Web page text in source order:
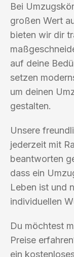
Bei
großen Wert
bieten wir dir
auf deine
setzen
um deinen
gestalten.
Unsere
jederzeit mit
beantworten
dass ein
Leben ist und
individuellen
Du möchtest
Preise
ein